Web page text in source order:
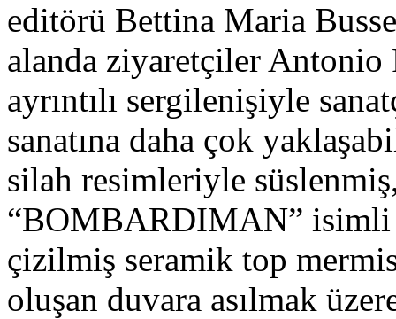
editörü Bettina Maria
alanda ziyaretçiler Antonio
ayrıntılı sergilenişiyle
sanatına daha çok
silah resimleriyle
“BOMBARDIMAN” isimli
çizilmiş seramik top
oluşan duvara asılmak